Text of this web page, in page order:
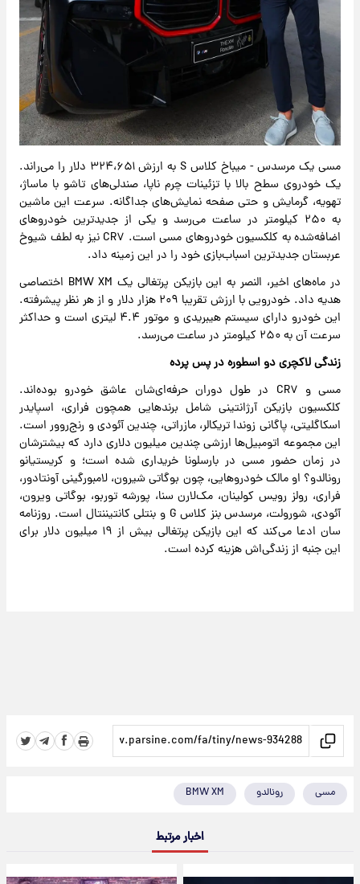
مسی یک مرسدس - میباخ کلاس S به ارزش ۳۲۴،۶۵۱ دلار را می‌راند.
یک خودروی سطح بالا با تزئینات چرم ناپا، صندلی‌های تاشو با ماساژ،
تهویه، گرمایش و حتی صفحه نمایش‌های جداگانه. سرعت این ماشین
به ۲۵۰ کیلومتر در ساعت می‌رسد و یکی از جدیدترین خودرو‌های
اضافه‌شده به کلکسیون خودرو‌های مسی است. CR۷ نیز به لطف شیوخ
عربستان جدیدترین اسباب‌بازی خود را در این زمینه داد.
در ماه‌های اخیر، النصر به این بازیکن پرتغالی یک BMW XM اختصاصی
هدیه داد. خودرویی با ارزش تقریبا ۲۰۹ هزار دلار و از هر نظر پیشرفته.
این خودرو دارای سیستم هیبریدی و موتور ۴.۴ لیتری است و حداکثر
سرعت آن به ۲۵۰ کیلومتر در ساعت می‌رسد.
زندگی لاکچری دو اسطوره در پس پرده
مسی و CR۷ در طول دوران حرفه‌ای‌شان عاشق خودرو بوده‌اند.
کلکسیون بازیکن آرژانتینی شامل برند‌هایی همچون فراری، اسپایدر
اسکاگلیتی، پاگانی زوندا تریکالر، مازراتی، چندین آئودی و رنج‌روور است.
این مجموعه اتومبیل‌ها ارزشی چندین میلیون دلاری دارد که بیشترشان
در زمان حضور مسی در بارسلونا خریداری شده است؛ و کریستیانو
رونالدو؟ او مالک خودروهایی، چون بوگاتی شیرون، لامبورگینی آونتادور،
فراری، رولز رویس کولینان، مک‌لارن سنا، پورشه توربو، بوگاتی ویرون،
آئودی، شورولت، مرسدس بنز کلاس G و بنتلی کانتیننتال است. روزنامه
سان ادعا می‌کند که این بازیکن پرتغالی بیش از ۱۹ میلیون دلار برای
این جنبه از زندگی‌اش هزینه کرده است.
مسی رونالدو BMW XM
اخبار مرتبط